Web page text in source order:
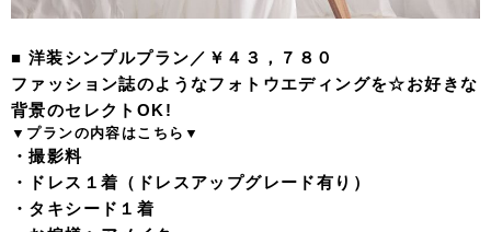
■ 洋装シンプルプラン／￥４３，７８０
ファッション誌のようなフォトウエディングを☆お好きな
背景のセレクトOK!
▼プランの内容はこちら▼
・撮影料
・ドレス１着（ドレスアップグレード有り）
・タキシード１着